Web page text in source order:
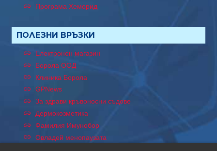
Програма Хеморид
ПОЛЕЗНИ ВРЪЗКИ
Електронен магазин
Борола ООД
Клиника Борола
GPNews
За здрави кръвоносни съдове
Дермокозметика
Фамилия Имунобор
Овладей менопаузата